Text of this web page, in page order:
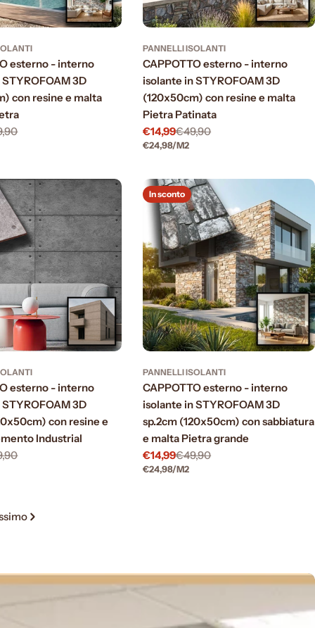
esterno - interno
3D
con resine e malta
PANNELLI ISOLANTI
CAPPOTTO esterno - interno
isolante in STYROFOAM 3D
(120x50cm) con resine e malta
Pietra Patinata
Prezzo
di
€14,99
Prezzo
normale
€49,90
PREZZO
€24,98/PER
M2
esterno - interno
3D
con resine e
Industrial
In sconto
PANNELLI ISOLANTI
CAPPOTTO esterno - interno
isolante in STYROFOAM 3D
sp.2cm (120x50cm) con sabbiatura
e malta Pietra grande
Prezzo
di
€14,99
Prezzo
normale
€49,90
PREZZO
€24,98/PER
M2